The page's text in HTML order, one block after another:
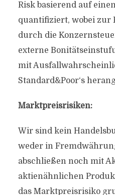
Risk basierend auf
quantifiziert, wobei zur
durch die
externe
mit
Standard&Poor‘s
Marktpreisrisiken:
Wir sind kein
weder in
abschließen noch mit
aktienähnlichen
das Marktpreisrisiko